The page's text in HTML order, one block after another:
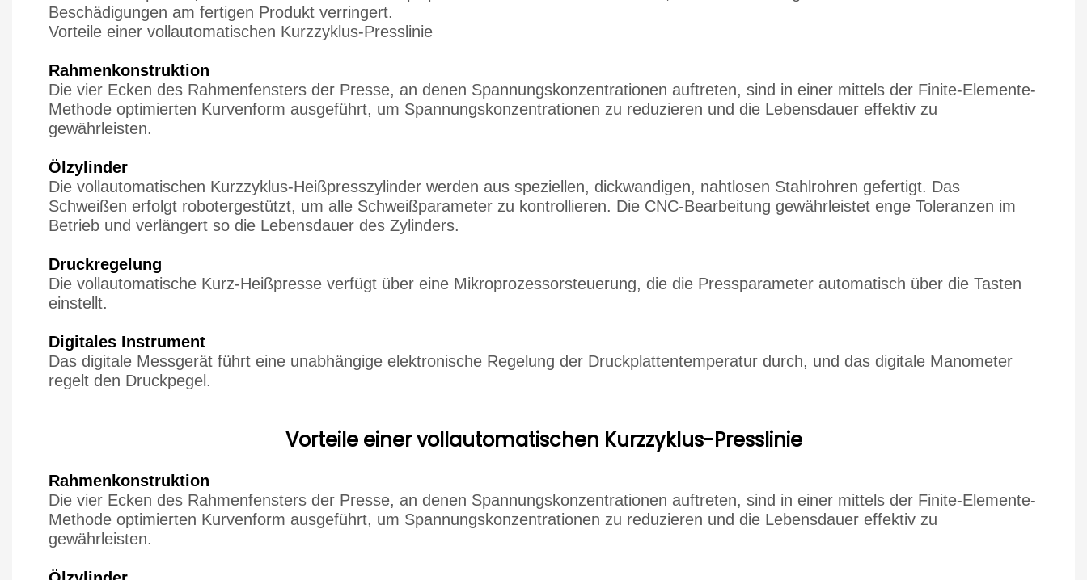
Beschädigungen am fertigen Produkt verringert.
Vorteile einer vollautomatischen Kurzzyklus-Presslinie
Rahmenkonstruktion
Die vier Ecken des Rahmenfensters der Presse, an denen Spannungskonzentrationen auftreten, sind in einer mittels der Finite-Elemente-
Methode optimierten Kurvenform ausgeführt, um Spannungskonzentrationen zu reduzieren und die Lebensdauer effektiv zu
gewährleisten.
Ölzylinder
Die vollautomatischen Kurzzyklus-Heißpresszylinder werden aus speziellen, dickwandigen, nahtlosen Stahlrohren gefertigt. Das
Schweißen erfolgt robotergestützt, um alle Schweißparameter zu kontrollieren. Die CNC-Bearbeitung gewährleistet enge Toleranzen im
Betrieb und verlängert so die Lebensdauer des Zylinders.
Druckregelung
Die vollautomatische Kurz-Heißpresse verfügt über eine Mikroprozessorsteuerung, die die Pressparameter automatisch über die Tasten
einstellt.
Digitales Instrument
Das digitale Messgerät führt eine unabhängige elektronische Regelung der Druckplattentemperatur durch, und das digitale Manometer
regelt den Druckpegel.
Vorteile einer vollautomatischen Kurzzyklus-Presslinie
Rahmenkonstruktion
Die vier Ecken des Rahmenfensters der Presse, an denen Spannungskonzentrationen auftreten, sind in einer mittels der Finite-Elemente-
Methode optimierten Kurvenform ausgeführt, um Spannungskonzentrationen zu reduzieren und die Lebensdauer effektiv zu
gewährleisten.